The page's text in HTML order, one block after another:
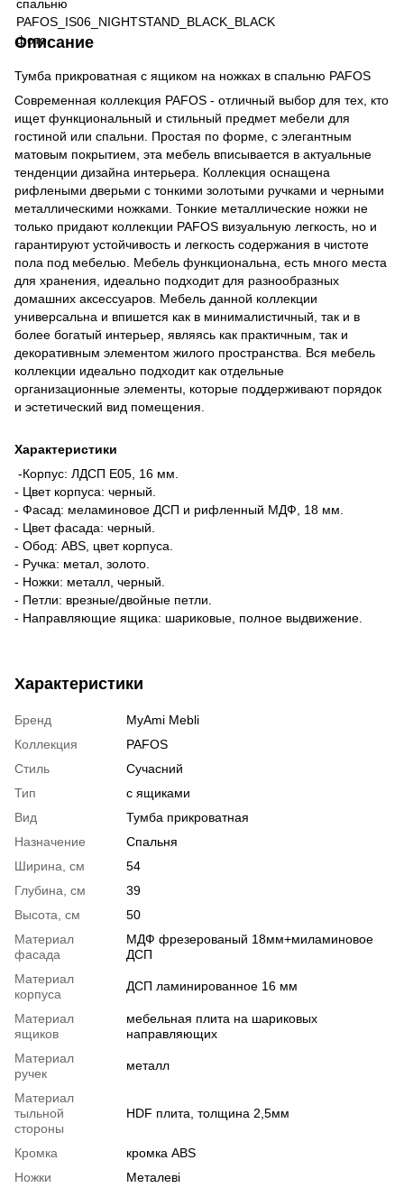
Описание
Тумба прикроватная с ящиком на ножках в спальню PAFOS
Современная коллекция PAFOS - отличный выбор для тех, кто
ищет функциональный и стильный предмет мебели для
гостиной или спальни. Простая по форме, с элегантным
матовым покрытием, эта мебель вписывается в актуальные
тенденции дизайна интерьера. Коллекция оснащена
рифлеными дверьми с тонкими золотыми ручками и черными
металлическими ножками. Тонкие металлические ножки не
только придают коллекции PAFOS визуальную легкость, но и
гарантируют устойчивость и легкость содержания в чистоте
пола под мебелью. Мебель функциональна, есть много места
для хранения, идеально подходит для разнообразных
домашних аксессуаров. Мебель данной коллекции
универсальна и впишется как в минималистичный, так и в
более богатый интерьер, являясь как практичным, так и
декоративным элементом жилого пространства. Вся мебель
коллекции идеально подходит как отдельные
организационные элементы, которые поддерживают порядок
и эстетический вид помещения.
Характеристики
-Корпус: ЛДСП Е05, 16 мм.
- Цвет корпуса: черный.
- Фасад: меламиновое ДСП и рифленный МДФ, 18 мм.
- Цвет фасада: черный.
- Обод: ABS, цвет корпуса.
- Ручка: метал, золото.
- Ножки: металл, черный.
- Петли: врезные/двойные петли.
- Направляющие ящика: шариковые, полное выдвижение.
Характеристики
Бренд
MyAmi Mebli
Коллекция
PAFOS
Стиль
Сучасний
Тип
с ящиками
Вид
Тумба прикроватная
Назначение
Спальня
Ширина, см
54
Глубина, см
39
Высота, см
50
Материал
фасада
МДФ фрезерованый 18мм+миламиновое
ДСП
Материал
корпуса
ДСП ламинированное 16 мм
Материал
ящиков
мебельная плита на шариковых
направляющих
Материал
ручек
металл
Материал
тыльной
стороны
HDF плита, толщина 2,5мм
Кромка
кромка ABS
Ножки
Металеві